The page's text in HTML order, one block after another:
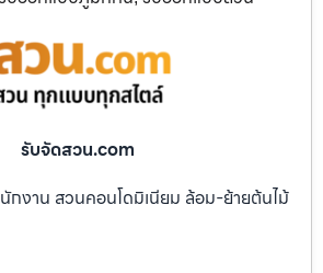
รับจัดสวน.com
กงาน สวนคอนโดมิเนียม ล้อม-ย้ายต้นไม้